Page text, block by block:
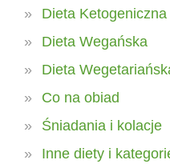
Dieta Ketogeniczna
Dieta Wegańska
Dieta
Co na obiad
Śniadania i kolacje
Inne diety i